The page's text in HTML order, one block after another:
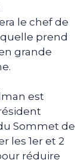
le chef de
prend
grande
est
Sommet de
les 1er et 2
réduire